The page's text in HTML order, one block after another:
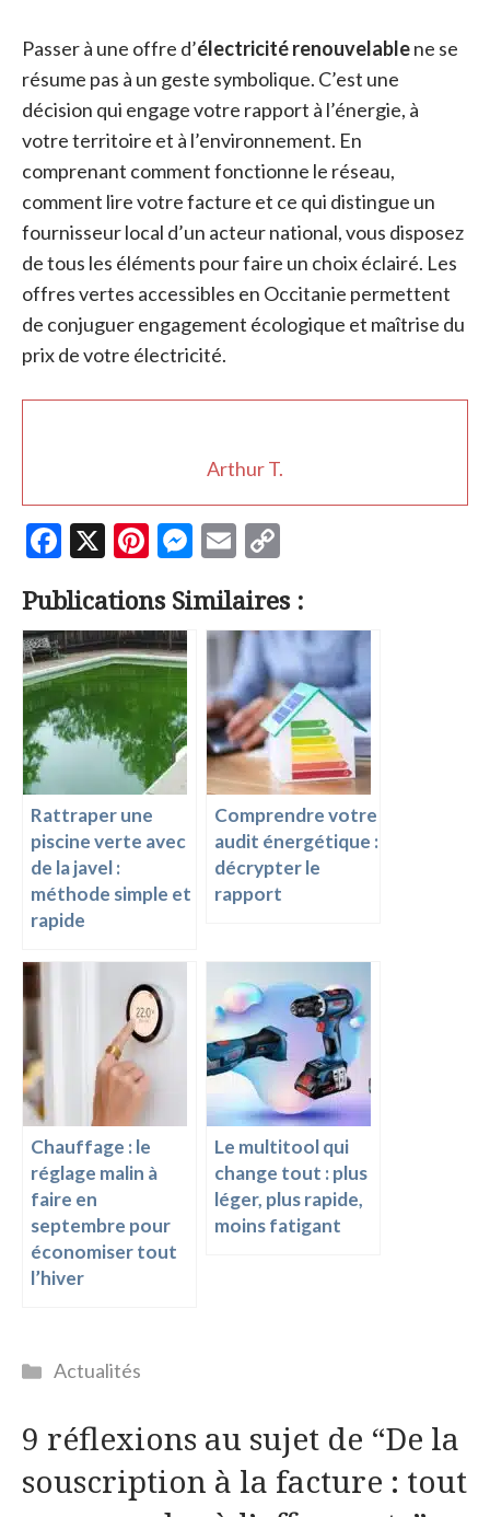
Passer à une offre d’électricité renouvelablene se
résume pas à un geste symbolique. C’est une
décision qui engage votre rapport à l’énergie, à
votre territoire et à l’environnement. En
comprenant comment fonctionne le réseau,
comment lire votre facture et ce qui distingue un
fournisseur local d’un acteur national, vous disposez
de tous les éléments pour faire un choix éclairé. Les
offres vertes accessibles en Occitanie permettent
de conjuguer engagement écologique et maîtrise du
prix de votre électricité.
Arthur T.
F
e
b
o
o
k
X
Pi
er
es
t
M
se
n
g
er
E
ai
l
p
y
Li
n
k
Publications Similaires :
Rattraper une
piscine verte avec
de la javel :
méthode simple et
rapide
Comprendre votre
audit énergétique :
décrypter le
rapport
Chauffage : le
réglage malin à
faire en
septembre pour
économiser tout
l’hiver
Le multitool qui
change tout : plus
léger, plus rapide,
moins fatigant
Catégories
Actualités
9 réflexions au sujet de “De la
souscription à la facture : tout